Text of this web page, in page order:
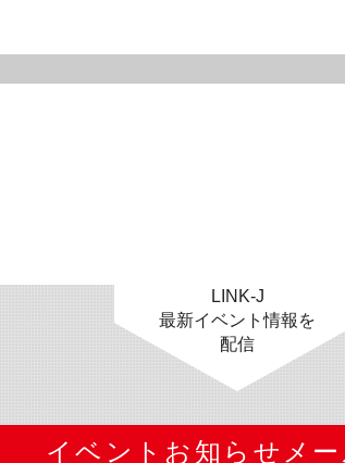
LINK-J
最新イベント情報を
配信
イベントお知らせメ